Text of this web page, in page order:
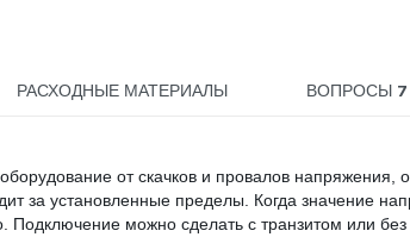
РАСХОДНЫЕ МАТЕРИАЛЫ ВОПРОСЫ 7
от скачков и провалов напряжения,
за установленные пределы. Когда значение
Подключение можно сделать с транзитом или без